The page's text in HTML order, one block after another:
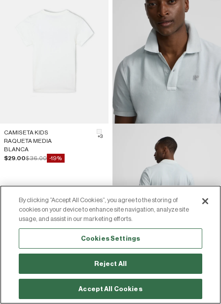
CAMISETA KIDS
RAQUETA MEDIA
BLANCA
Precio de oferta
$29.00Precio normal
$36.00 -19%
#F5F5F5
+3
By clicking “Accept All Cookies”, you agree to the storing of
cookies on your device to enhance site navigation, analyze site
usage, and assist in our marketing efforts.
Cookies Settings
Reject All
Accept All Cookies